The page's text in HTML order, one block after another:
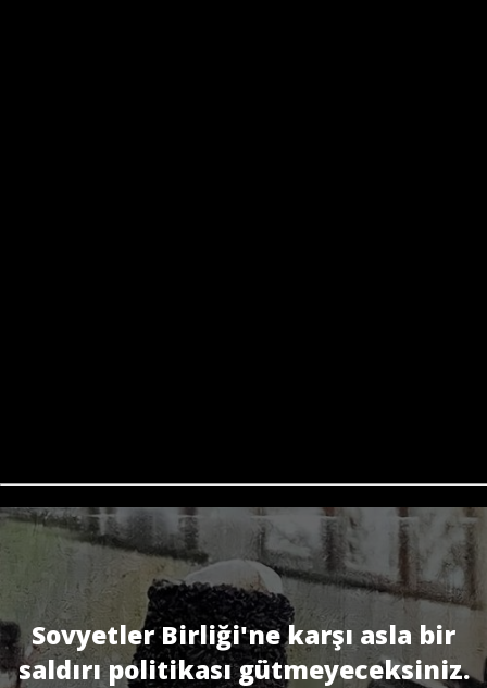
Sovyetler Birliği'ne karşı asla bir
saldırı politikası gütmeyeceksiniz.